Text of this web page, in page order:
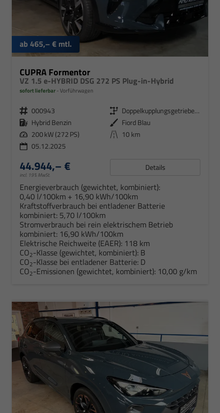
ab 465,– € mtl.
CUPRA Formentor
VZ 1.5 e-HYBRID DSG 272 PS Plug-in-Hybrid
sofort lieferbar Vorführwagen
000943
Doppelkupplungsgetriebe (DSG)
Hybrid Benzin
Fiord Blau
200 kW (272 PS)
10 km
05.12.2025
44.944,– €
incl. 19% MwSt.
Details
Energieverbrauch (gewichtet, kombiniert):
0,40 l/100km + 16,90 kWh/100km
Kraftstoffverbrauch bei entladener Batterie
kombiniert: 5,70 l/100km
Stromverbrauch bei rein elektrischem Betrieb
kombiniert: 16,90 kWh/100km
Elektrische Reichweite (EAER): 118 km
CO2-Klasse (gewichtet, kombiniert): B
CO2-Klasse bei entladener Batterie: D
CO2-Emissionen (gewichtet, kombiniert): 10,00 g/km